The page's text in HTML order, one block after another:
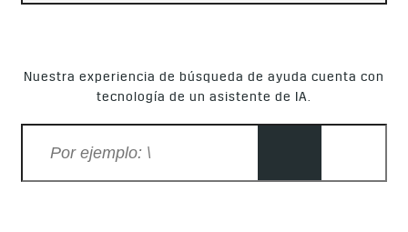
Nuestra experiencia de búsqueda de ayuda cuenta con
tecnología de un asistente de IA.